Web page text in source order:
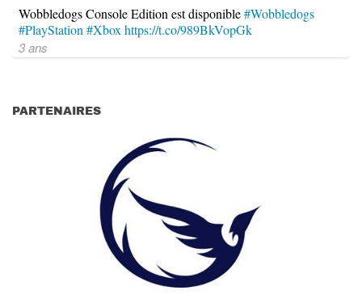
Wobbledogs Console Edition est disponible#Wobbledogs
#PlayStation #Xbox https://t.co/989BkVopGk
3 ans
PARTENAIRES